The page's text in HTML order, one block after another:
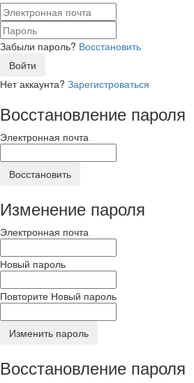
Забыли пароль? Восстановить
Войти
Нет аккаунта? Зарегистроваться
Восстановление пароля
Электронная почта
Восстановить
Изменение пароля
Электронная почта
Новый пароль
Повторите Новый пароль
Изменить пароль
Восстановление пароля